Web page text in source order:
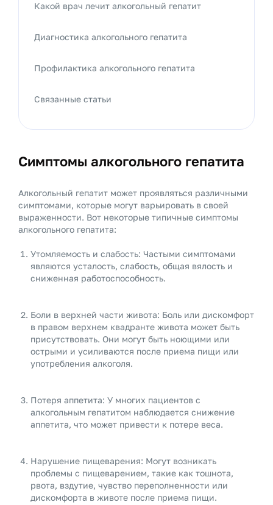
Симптомы алкогольного гепатита
Алкогольный гепатит может проявляться различными
симптомами, которые могут варьировать в своей
выраженности. Вот некоторые типичные симптомы
алкогольного гепатита:
Утомляемость и слабость: Частыми симптомами
являются усталость, слабость, общая вялость и
сниженная работоспособность.
Боли в верхней части живота: Боль или дискомфорт
в правом верхнем квадранте живота может быть
присутствовать. Они могут быть ноющими или
острыми и усиливаются после приема пищи или
употребления алкоголя.
Потеря аппетита: У многих пациентов с
алкогольным гепатитом наблюдается снижение
аппетита, что может привести к потере веса.
Нарушение пищеварения: Могут возникать
проблемы с пищеварением, такие как тошнота,
рвота, вздутие, чувство переполненности или
дискомфорта в животе после приема пищи.
Какой врач лечит алкогольный гепатит
Диагностика алкогольного гепатита
Профилактика алкогольного гепатита
Связанные статьи